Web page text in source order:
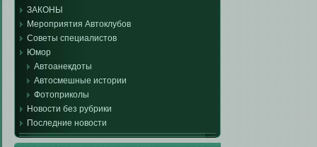
ЗАКОНЫ
Мероприятия Автоклубов
Советы специалистов
Юмор
Автоанекдоты
Автосмешные истории
Фотоприколы
Новости без рубрики
Последние новости